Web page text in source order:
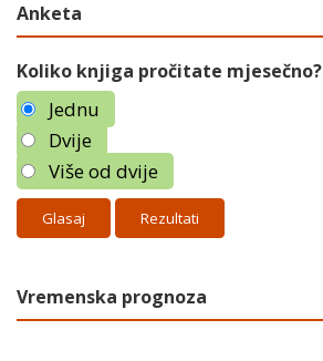
Anketa
Koliko knjiga pročitate mjesečno?
Jednu
Dvije
Više od dvije
Rezultati
Vremenska prognoza